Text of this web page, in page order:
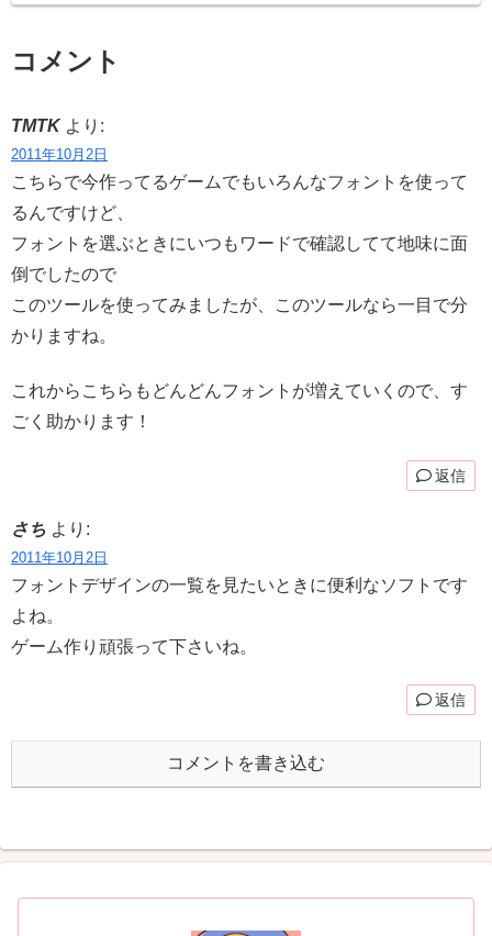
コメント
TMTK より:
2011年10月2日
こちらで今作ってるゲームでもいろんなフォントを使って
るんですけど、
フォントを選ぶときにいつもワードで確認してて地味に面
倒でしたので
このツールを使ってみましたが、このツールなら一目で分
かりますね。
これからこちらもどんどんフォントが増えていくので、す
ごく助かります！
返信
さち より:
2011年10月2日
フォントデザインの一覧を見たいときに便利なソフトです
よね。
ゲーム作り頑張って下さいね。
返信
コメントを書き込む